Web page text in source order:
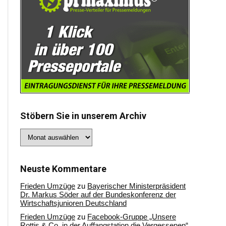
Stöbern Sie in unserem Archiv
Sie
Archiv
Neuste Kommentare
Frieden Umzüge zu Bayerischer Ministerpräsident
Dr. Markus Söder auf der Bundeskonferenz der
Wirtschaftsjunioren Deutschland
Frieden Umzüge zu Facebook-Gruppe „Unsere